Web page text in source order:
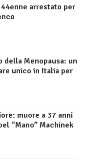
arrestato per
della Menopausa: un
unico in Italia per
muore a 37 anni
“Mano” Machinek